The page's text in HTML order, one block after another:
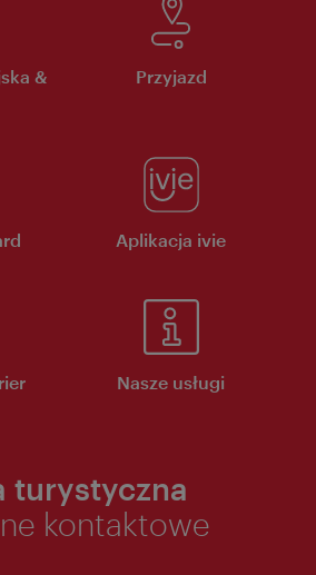
&
Przyjazd
Aplikacja ivie
Nasze usługi
turystyczna
kontaktowe